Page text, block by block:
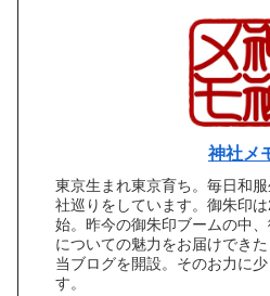
神社メ
東京生まれ東京育ち。毎日和
社巡りをしています。御朱印
始。昨今の御朱印ブームの中
についての魅力をお届けでき
当ブログを開設。そのお力に
す。